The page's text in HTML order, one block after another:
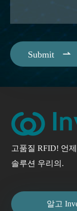
Submit 
고품질 RFID! 언
솔루션 우리의.
알고